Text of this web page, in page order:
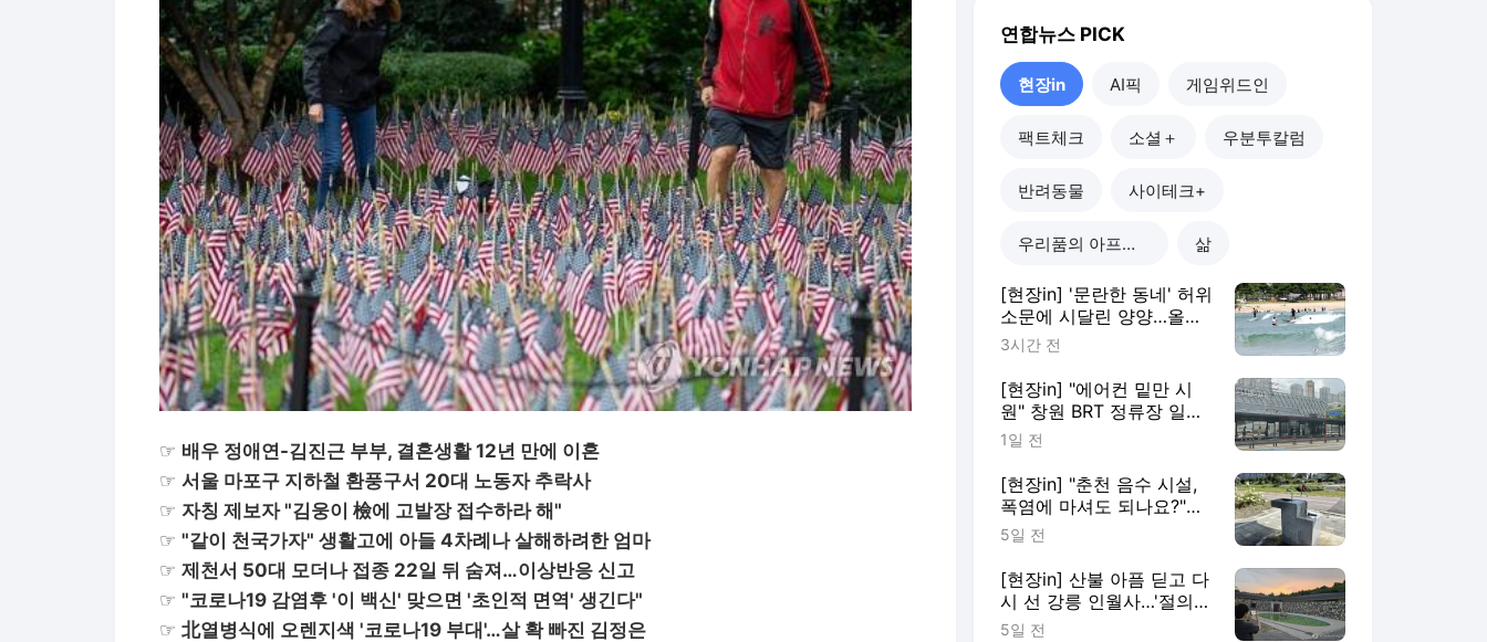
☞ 배우 정애연-김진근 부부, 결혼생활 12년 만에 이혼
☞ 서울 마포구 지하철 환풍구서 20대 노동자 추락사
☞ 자칭 제보자 "김웅이 檢에 고발장 접수하라 해"
☞ "같이 천국가자" 생활고에 아들 4차례나 살해하려한 엄마
☞ 제천서 50대 모더나 접종 22일 뒤 숨져…이상반응 신고
☞ "코로나19 감염후 '이 백신' 맞으면 '초인적 면역' 생긴다"
☞ 北열병식에 오렌지색 '코로나19 부대'…살 확 빠진 김정은
연합뉴스 PICK
현장in AI픽 게임위드인
팩트체크 소셜＋ 우분투칼럼
반려동물 사이테크+
우리품의 아프리카인 삶
[현장in] '문란한 동네' 허위
소문에 시달린 양양…올여
름 피서객 급증
3시간 전
[현장in] "에어컨 밑만 시
원" 창원 BRT 정류장 일부
이용객 볼멘소리
1일 전
[현장in] "춘천 음수 시설,
폭염에 마셔도 되나요?"…
안내 없어 시민 혼란
5일 전
[현장in] 산불 아픔 딛고 다
시 선 강릉 인월사…'절의
문턱부터 낮췄다'
5일 전